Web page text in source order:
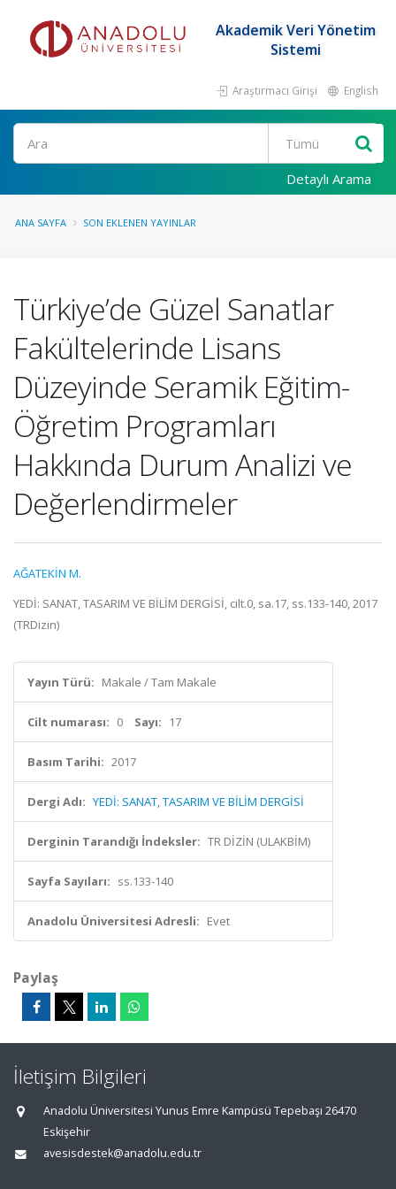
Akademik Veri Yönetim
Sistemi
Araştırmacı Girişi English
Ara
Detaylı Arama
ANA SAYFA SON EKLENEN YAYINLAR
Türkiye’de Güzel Sanatlar
Fakültelerinde Lisans
Düzeyinde Seramik Eğitim-
Öğretim Programları
Hakkında Durum Analizi ve
Değerlendirmeler
AĞATEKİN M.
YEDİ: SANAT, TASARIM VE BİLİM DERGİSİ, cilt.0, sa.17, ss.133-140, 2017
(TRDizin)
Yayın Türü: Makale / Tam Makale
Cilt numarası: 0 Sayı: 17
Basım Tarihi: 2017
Dergi Adı: YEDİ: SANAT, TASARIM VE BİLİM DERGİSİ
Derginin Tarandığı İndeksler: TR DİZİN (ULAKBİM)
Sayfa Sayıları: ss.133-140
Anadolu Üniversitesi Adresli: Evet
Paylaş
İletişim Bilgileri
Anadolu Üniversitesi Yunus Emre Kampüsü Tepebaşı 26470
Eskişehir
avesisdestek@anadolu.edu.tr